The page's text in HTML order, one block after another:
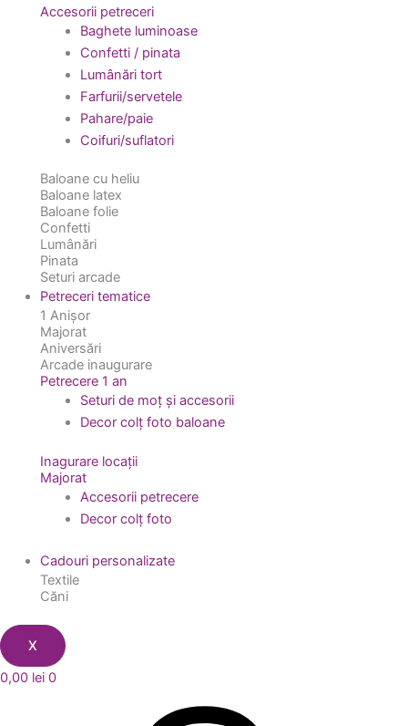
Accesorii petreceri
Baghete luminoase
Confetti / pinata
Lumânări tort
Farfurii/servetele
Pahare/paie
Coifuri/suflatori
Baloane cu heliu
Baloane latex
Baloane folie
Confetti
Lumânări
Pinata
Seturi arcade
Petreceri tematice
1 Anișor
Majorat
Aniversări
Arcade inaugurare
Petrecere 1 an
Seturi de moț și accesorii
Decor colț foto baloane
Inagurare locații
Majorat
Accesorii petrecere
Decor colț foto
Cadouri personalizate
Textile
Căni
X
0,00 lei 0